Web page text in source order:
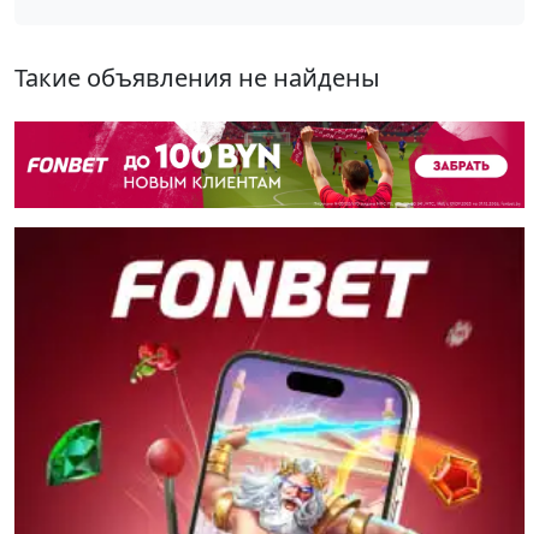
Такие объявления не найдены